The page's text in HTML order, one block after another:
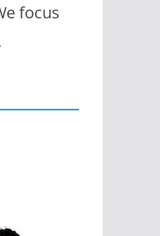
focus